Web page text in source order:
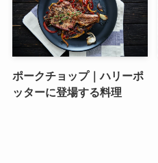
ポークチョップ｜ハリーポ
ッターに登場する料理